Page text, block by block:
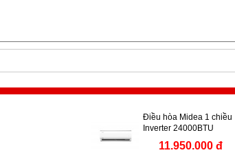
Điều hòa Midea 1 chiều
Inverter 24000BTU
MSCE-25CRFN8
11.950.000 đ